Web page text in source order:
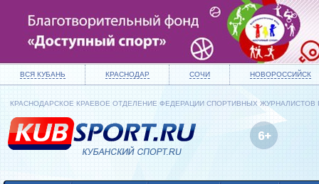
ВСЯ КУБАНЬ КРАСНОДАР СОЧИ НОВОРОССИЙСК
КРАСНОДАРСКОЕ КРАЕВОЕ ОТДЕЛЕНИЕ ФЕДЕРАЦИИ СПОРТИВНЫХ ЖУРНАЛИСТОВ